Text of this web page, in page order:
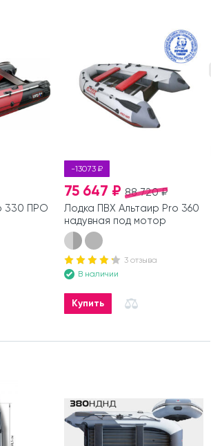
330 ПРО
-13073 ₽
88 720 ₽
75 647 ₽
Лодка ПВХ Альтаир Pro 360
надувная под мотор
3 отзыва
В наличии
Купить